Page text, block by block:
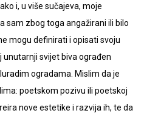
i, u više sučajeva, moje
sam zbog toga angažirani ili bilo
mogu definirati i opisati svoju
svijet biva ograđen
ogradama. Mislim da je
poetskom pozivu ili poetskoj
nove estetike i razvija ih, te da